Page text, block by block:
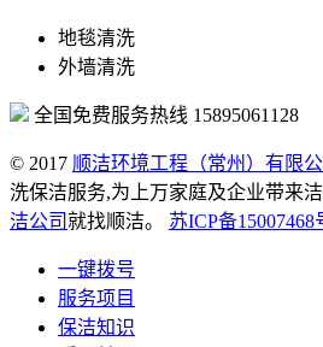
地毯清洗
外墙清洗
全国免费服务热线 15895061128
© 2017 顺洁环境工程（常州）有限
洗保洁服务,为上万家庭及企业带来
洁公司就找顺洁。 苏ICP备15007468
一键拨号
服务项目
保洁知识